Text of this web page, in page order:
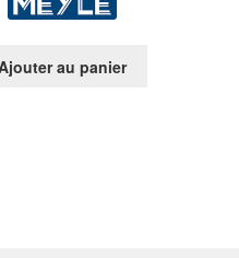
au panier